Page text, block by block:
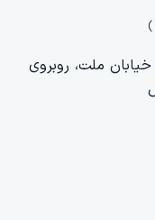
)
خیابان ملت، روبروی